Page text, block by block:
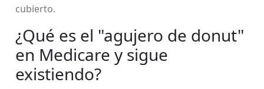
cubierto.
¿Qué es el "agujero de donut"
en Medicare y sigue
existiendo?